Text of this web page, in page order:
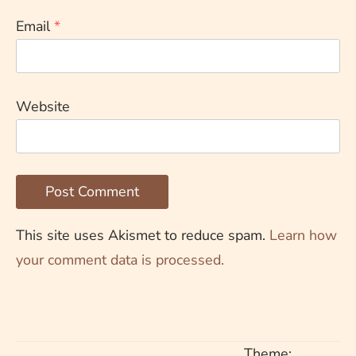
Email*
Website
This site uses Akismet to reduce spam. Learn how
your comment data is processed.